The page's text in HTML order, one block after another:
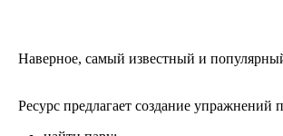
Наверное, самый известный и
Ресурс предлагает создание упражнений